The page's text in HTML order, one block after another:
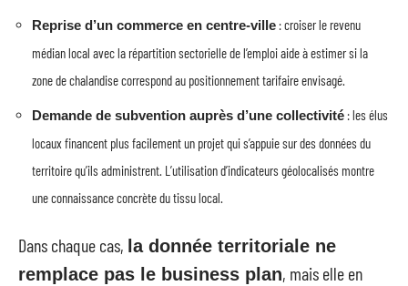
Reprise d’un commerce en centre-ville : croiser le revenu
médian local avec la répartition sectorielle de l’emploi aide à estimer si la
zone de chalandise correspond au positionnement tarifaire envisagé.
Demande de subvention auprès d’une collectivité : les élus
locaux financent plus facilement un projet qui s’appuie sur des données du
territoire qu’ils administrent. L’utilisation d’indicateurs géolocalisés montre
une connaissance concrète du tissu local.
Dans chaque cas, la donnée territoriale ne
remplace pas le business plan, mais elle en